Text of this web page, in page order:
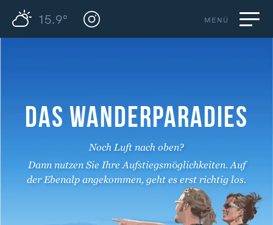
15.9° MENÜ
DAS WANDERPARADIES
Noch Luft nach oben?
Dann nutzen Sie Ihre Aufstiegsmöglichkeiten. Auf
der Ebenalp angekommen, geht es erst richtig los.